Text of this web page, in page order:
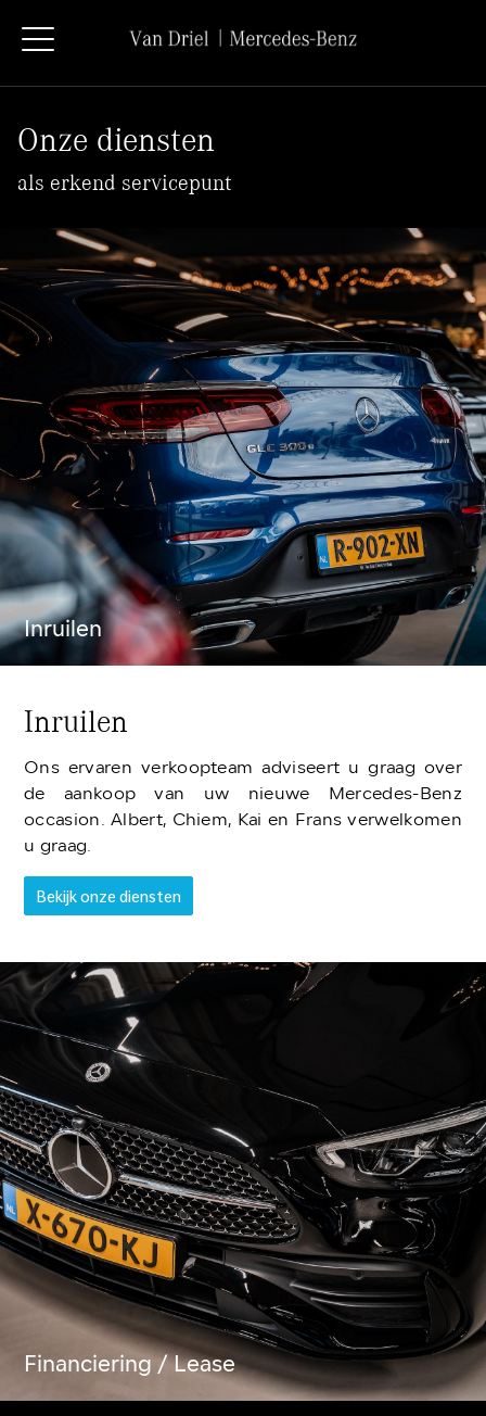
Onze diensten
als erkend servicepunt
Inruilen
Inruilen
Ons ervaren verkoopteam adviseert u graag over
de aankoop van uw nieuwe Mercedes-Benz
occasion. Albert, Chiem, Kai en Frans verwelkomen
u graag.
Bekijk onze diensten
Financiering / Lease